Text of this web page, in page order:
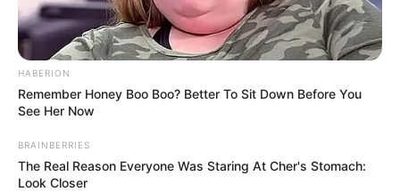
HABERION
Remember Honey Boo Boo? Better To Sit Down Before You
See Her Now
BRAINBERRIES
The Real Reason Everyone Was Staring At Cher's Stomach:
Look Closer